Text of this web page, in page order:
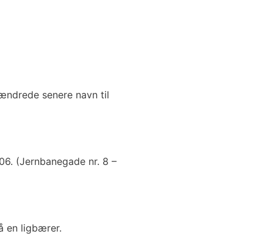
senere navn til
(Jernbanegade nr. 8 –
en ligbærer.